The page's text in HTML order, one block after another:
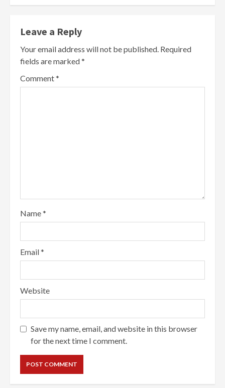
Leave a Reply
Your email address will not be published. Required
fields are marked*
Comment*
Name*
Email*
Website
Save my name, email, and website in this browser
for the next time I comment.